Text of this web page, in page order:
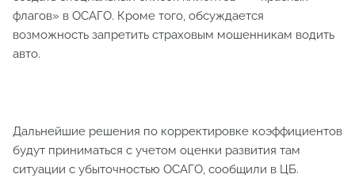
флагов» в ОСАГО. Кроме того, обсуждается
возможность запретить страховым мошенникам водить
авто.
Дальнейшие решения по корректировке коэффициентов
будут приниматься с учетом оценки развития там
ситуации с убыточностью ОСАГО, сообщили в ЦБ.